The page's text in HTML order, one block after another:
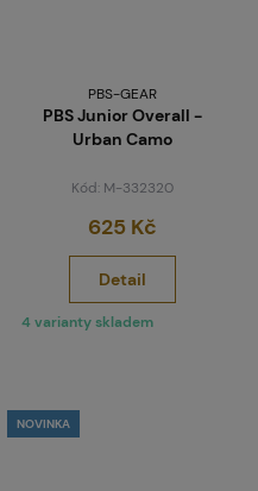
PBS-GEAR
PBS Junior Overall -
Urban Camo
Kód: M-332320
625 Kč
Detail
4 varianty skladem
NOVINKA